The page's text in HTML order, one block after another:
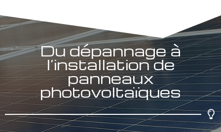
Du dépannage à
l’installation de
panneaux
photovoltaïques